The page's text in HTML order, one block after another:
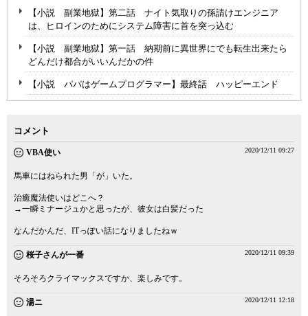
【小説 副業地獄】第二話 ナイト気取りの孫請けエンジニア
は、ヒロインのためにシステム障害に首を突っ込む
【小説 副業地獄】第一話 納期前に異世界にでも転生出来たら
どんだけ都合がいいんだかの件
【小説 パパはゲームプログラマー】最終話 ハッピーエンド
コメント
VBA使い 2020/12/11 09:27
馬車にはねられた男「が」いた。
治癒魔法使いはどこへ？
→一瞬ミナージュかと思ったが、彼女は白髪だった
なんだかんだ、ITっぽい話になりましたねｗ
桜子さんが一番 2020/12/11 09:39
そろそろクライマックスですか、楽しみです。
湯ニ 2020/12/11 12:18